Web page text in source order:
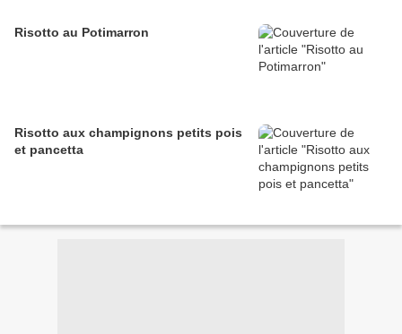
Risotto au Potimarron
Risotto aux champignons petits pois
et pancetta